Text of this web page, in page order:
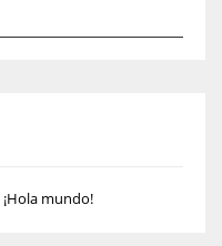
¡Hola mundo!